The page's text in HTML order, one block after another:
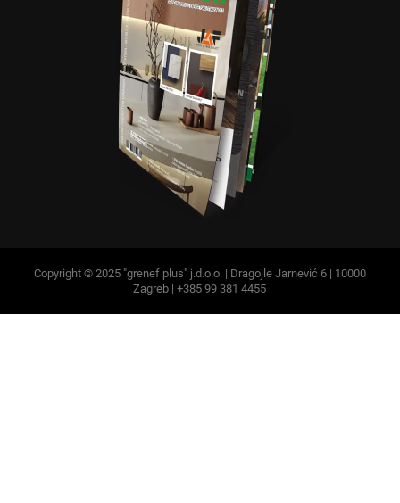
Copyright © 2025 "grenef plus" j.d.o.o. | Dragojle Jarnević 6 | 10000
Zagreb | +385 99 381 4455